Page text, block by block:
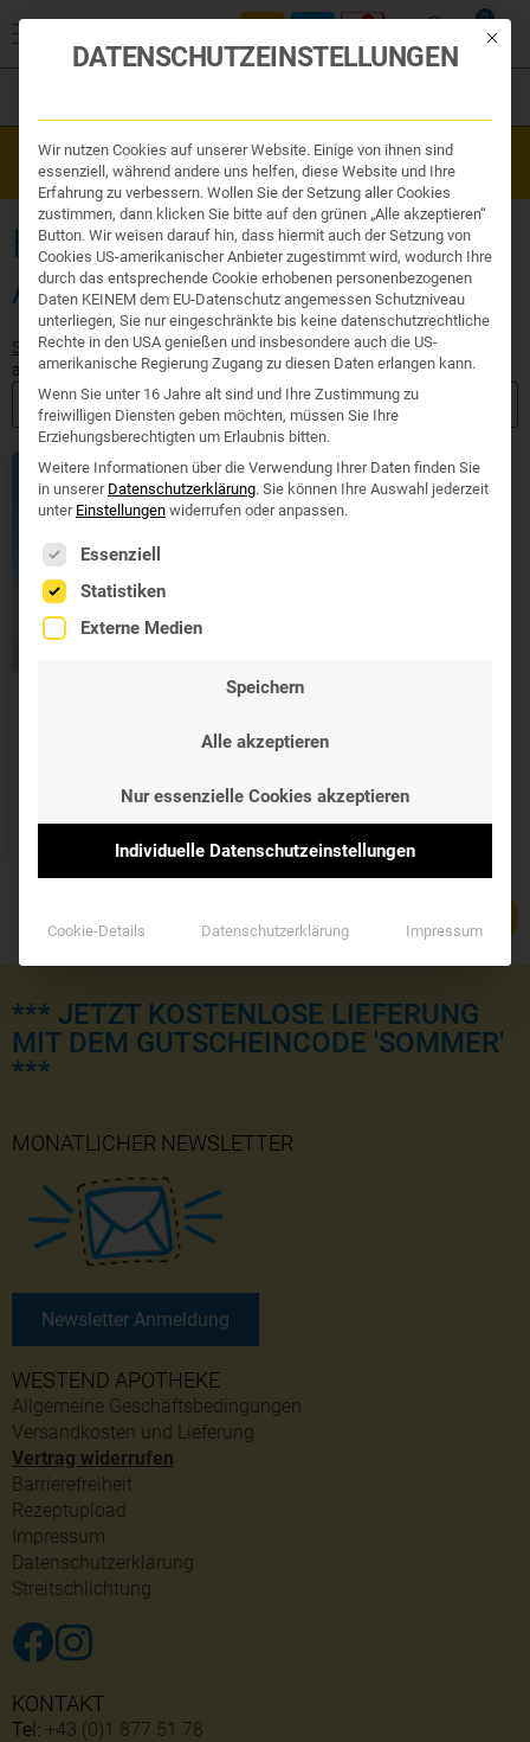
0
Organe & Organ Uhr
Traditionelle Medizin
Nahrungsergänzung
Kosmetik und Hygiene
Ihr Apotheker
Westend Online-Shop: Sicher, schnell und 24/7 für Sie da!
Gratisversand ab €50
HEILPILZE IMMUNSYSTEM
APOTHEKE
Start/ Produkte verschlagwortet mit „heilpilze immunsystem
apotheke“
FILTER ANZEIGEN
37,70 €
*** JETZT KOSTENLOSE LIEFERUNG
MIT DEM GUTSCHEINCODE 'SOMMER'
***
WESTEND APOTHEKE
Allgemeine Geschäftsbedingungen
Versandkosten und Lieferung
Vertrag widerrufen
Barrierefreiheit
Rezeptupload
Impressum
Datenschutzerklärung
Streitschlichtung
MONATLICHER NEWSLETTER
Newsletter Anmeldung
KONTAKT
Tel: +43 (0)1 877 51 78
Mit
DATENSCHUTZEINSTELLUNGEN
Wir nutzen Cookies auf unserer Website. Einige von ihnen sind
essenziell, während andere uns helfen, diese Website und Ihre
Erfahrung zu verbessern. Wollen Sie der Setzung aller Cookies
zustimmen, dann klicken Sie bitte auf den grünen „Alle akzeptieren“
Button. Wir weisen darauf hin, dass hiermit auch der Setzung von
Cookies US-amerikanischer Anbieter zugestimmt wird, wodurch Ihre
durch das entsprechende Cookie erhobenen personenbezogenen
Daten KEINEM dem EU-Datenschutz angemessen Schutzniveau
unterliegen, Sie nur eingeschränkte bis keine datenschutzrechtliche
Rechte in den USA genießen und insbesondere auch die US-
amerikanische Regierung Zugang zu diesen Daten erlangen kann.
Wenn Sie unter 16 Jahre alt sind und Ihre Zustimmung zu
freiwilligen Diensten geben möchten, müssen Sie Ihre
Erziehungsberechtigten um Erlaubnis bitten.
Weitere Informationen über die Verwendung Ihrer Daten finden Sie
in unserer Datenschutzerklärung. Sie können Ihre Auswahl jederzeit
unter Einstellungen widerrufen oder anpassen.
Es folgt eine Liste der Service-Gruppen, für die eine
Essenziell
Statistiken
Externe Medien
Speichern
Alle akzeptieren
Nur essenzielle Cookies akzeptieren
Individuelle Datenschutzeinstellungen
Cookie-Details Datenschutzerklärung Impressum